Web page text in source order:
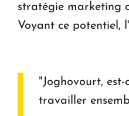
stratégie marketing
Voyant ce potentiel,
"Joghovourt, est-
travailler